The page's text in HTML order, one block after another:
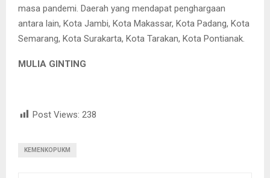
masa pandemi. Daerah yang mendapat penghargaan
antara lain, Kota Jambi, Kota Makassar, Kota Padang, Kota
Semarang, Kota Surakarta, Kota Tarakan, Kota Pontianak.
MULIA GINTING
Post Views: 238
KEMENKOPUKM